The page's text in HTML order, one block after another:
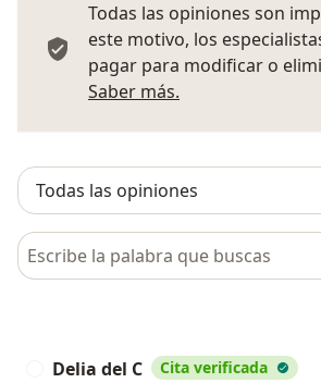
Todas las opiniones son
este motivo, los
pagar para modificar o
Saber más.
Busca en opiniones
Delia del C Cita verificada